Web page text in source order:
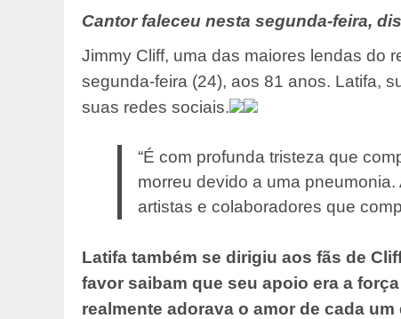
Cantor faleceu nesta segunda-feira,
Jimmy Cliff, uma das maiores lendas do
segunda-feira (24), aos 81 anos. Latifa,
suas redes sociais.
“É com profunda tristeza que
morreu devido a uma
artistas e colaboradores que
Latifa também se dirigiu aos fãs de
favor saibam que seu apoio era a
realmente adorava o amor de cada um